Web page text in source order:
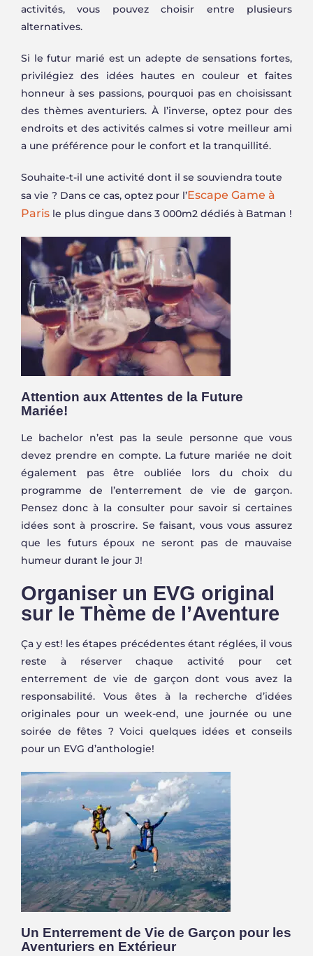
activités, vous pouvez choisir entre plusieurs
alternatives.
Si le futur marié est un adepte de sensations fortes,
privilégiez des idées hautes en couleur et faites
honneur à ses passions, pourquoi pas en choisissant
des thèmes aventuriers. À l’inverse, optez pour des
endroits et des activités calmes si votre meilleur ami
a une préférence pour le confort et la tranquillité.
Souhaite-t-il une activité dont il se souviendra toute
sa vie ? Dans ce cas, optez pour l’Escape Game à
Paris le plus dingue dans 3 000m2 dédiés à Batman !
Attention aux Attentes de la Future
Mariée!
Le bachelor n’est pas la seule personne que vous
devez prendre en compte. La future mariée ne doit
également pas être oubliée lors du choix du
programme de l’enterrement de vie de garçon.
Pensez donc à la consulter pour savoir si certaines
idées sont à proscrire. Se faisant, vous vous assurez
que les futurs époux ne seront pas de mauvaise
humeur durant le jour J!
Organiser un EVG original
sur le Thème de l’Aventure
Ça y est! les étapes précédentes étant réglées, il vous
reste à réserver chaque activité pour cet
enterrement de vie de garçon dont vous avez la
responsabilité. Vous êtes à la recherche d’idées
originales pour un week-end, une journée ou une
soirée de fêtes ? Voici quelques idées et conseils
pour un EVG d’anthologie!
Un Enterrement de Vie de Garçon pour les
Aventuriers en Extérieur